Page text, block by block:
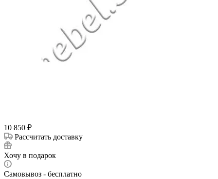
10 850 ₽
Рассчитать доставку
Хочу в подарок
Самовывоз - бесплатно